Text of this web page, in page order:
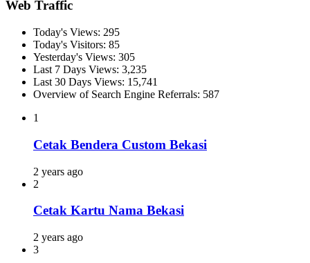
Web Traffic
Today's Views: 295
Today's Visitors: 85
Yesterday's Views: 305
Last 7 Days Views: 3,235
Last 30 Days Views: 15,741
Overview of Search Engine Referrals: 587
1
Cetak Bendera Custom Bekasi
2 years ago
2
Cetak Kartu Nama Bekasi
2 years ago
3